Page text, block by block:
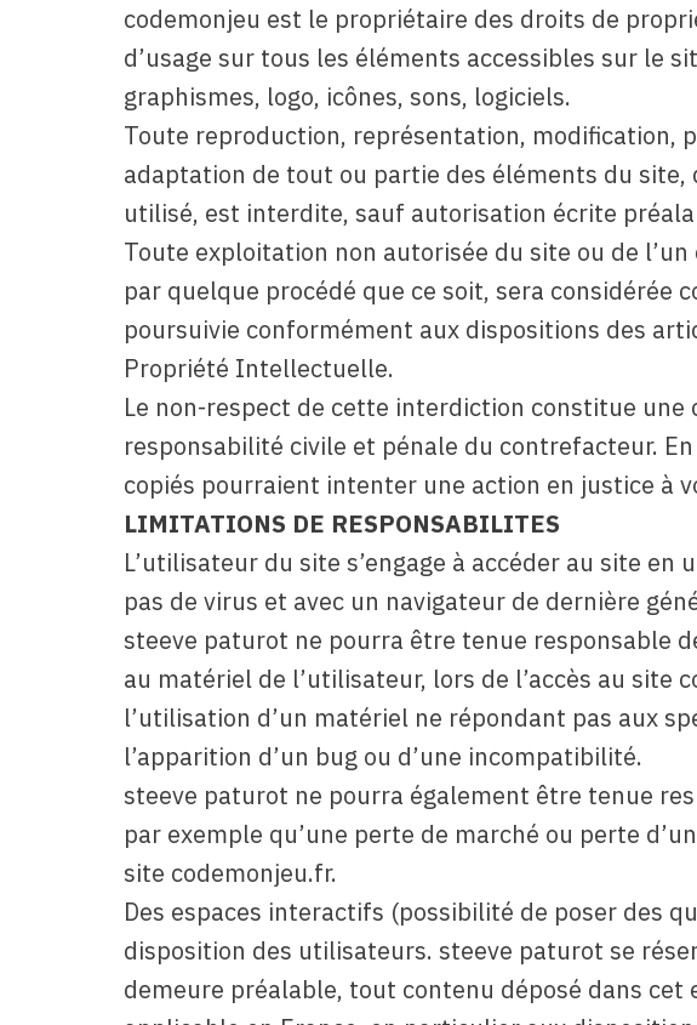
codemonjeu est le propriétaire des droits de
d’usage sur tous les éléments accessibles sur le
graphismes, logo, icônes, sons, logiciels.
Toute reproduction, représentation, modification,
adaptation de tout ou partie des éléments du site,
utilisé, est interdite, sauf autorisation écrite
Toute exploitation non autorisée du site ou de
par quelque procédé que ce soit, sera considérée
poursuivie conformément aux dispositions des
Propriété Intellectuelle.
Le non-respect de cette interdiction constitue une
responsabilité civile et pénale du contrefacteur.
copiés pourraient intenter une action en justice à
LIMITATIONS DE RESPONSABILITES
L’utilisateur du site s’engage à accéder au site
pas de virus et avec un navigateur de dernière
steeve paturot ne pourra être tenue responsable
au matériel de l’utilisateur, lors de l’accès au site
l’utilisation d’un matériel ne répondant pas aux
l’apparition d’un bug ou d’une incompatibilité.
steeve paturot ne pourra également être tenue
par exemple qu’une perte de marché ou perte
site codemonjeu.fr.
Des espaces interactifs (possibilité de poser des
disposition des utilisateurs. steeve paturot se
demeure préalable, tout contenu déposé dans